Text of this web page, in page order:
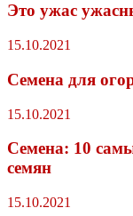
Это ужас
15.10.2021
Семена для
15.10.2021
Семена: 10
семян
15.10.2021